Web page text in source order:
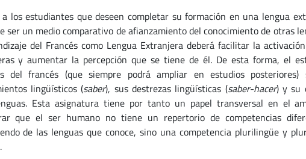
a los estudiantes que deseen completar su formación en una lengua
ser un medio comparativo de afianzamiento del conocimiento de otras
del Francés como Lengua Extranjera deberá facilitar la
y aumentar la percepción que se tiene de él. De esta forma, el
del francés (que siempre podrá ampliar en estudios
lingüísticos (saber), sus destrezas lingüísticas (saber-hacer) y su
Esta asignatura tiene por tanto un papel transversal en el
que el ser humano no tiene un repertorio de competencias
de las lenguas que conoce, sino una competencia plurilingüe y